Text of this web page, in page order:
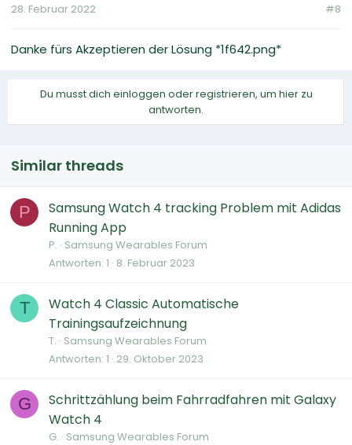
28. Februar 2022 #8
Danke fürs Akzeptieren der Lösung *1f642.png*
Du musst dich einloggen oder registrieren, um hier zu
antworten.
Similar threads
P
Samsung Watch 4 tracking Problem mit Adidas
Running App
P. Samsung Wearables Forum
Antworten 1 8. Februar 2023
T
Watch 4 Classic Automatische
Trainingsaufzeichnung
T. Samsung Wearables Forum
Antworten 1 29. Oktober 2023
G
Schrittzählung beim Fahrradfahren mit Galaxy
Watch 4
G. Samsung Wearables Forum